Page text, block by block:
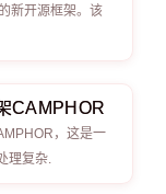
新开源框架。该
CAMPHOR
，这是一
理复杂.